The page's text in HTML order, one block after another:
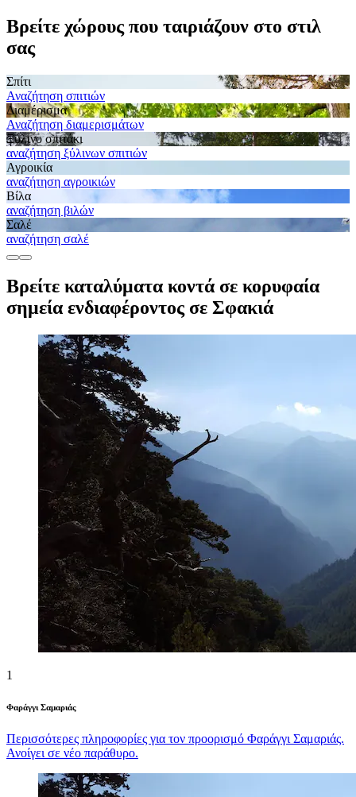
Βρείτε χώρους που ταιριάζουν στο στιλ
σας
Σπίτι
Αναζήτηση σπιτιών
Διαμέρισμα
Αναζήτηση διαμερισμάτων
Ξύλινο σπιτάκι
αναζήτηση ξύλινων σπιτιών
Αγροικία
αναζήτηση αγροικιών
Βίλα
αναζήτηση βιλών
Σαλέ
αναζήτηση σαλέ
Βρείτε καταλύματα κοντά σε κορυφαία
σημεία ενδιαφέροντος σε Σφακιά
1
Φαράγγι Σαμαριάς
Περισσότερες πληροφορίες για τον προορισμό Φαράγγι Σαμαριάς.
Ανοίγει σε νέο παράθυρο.